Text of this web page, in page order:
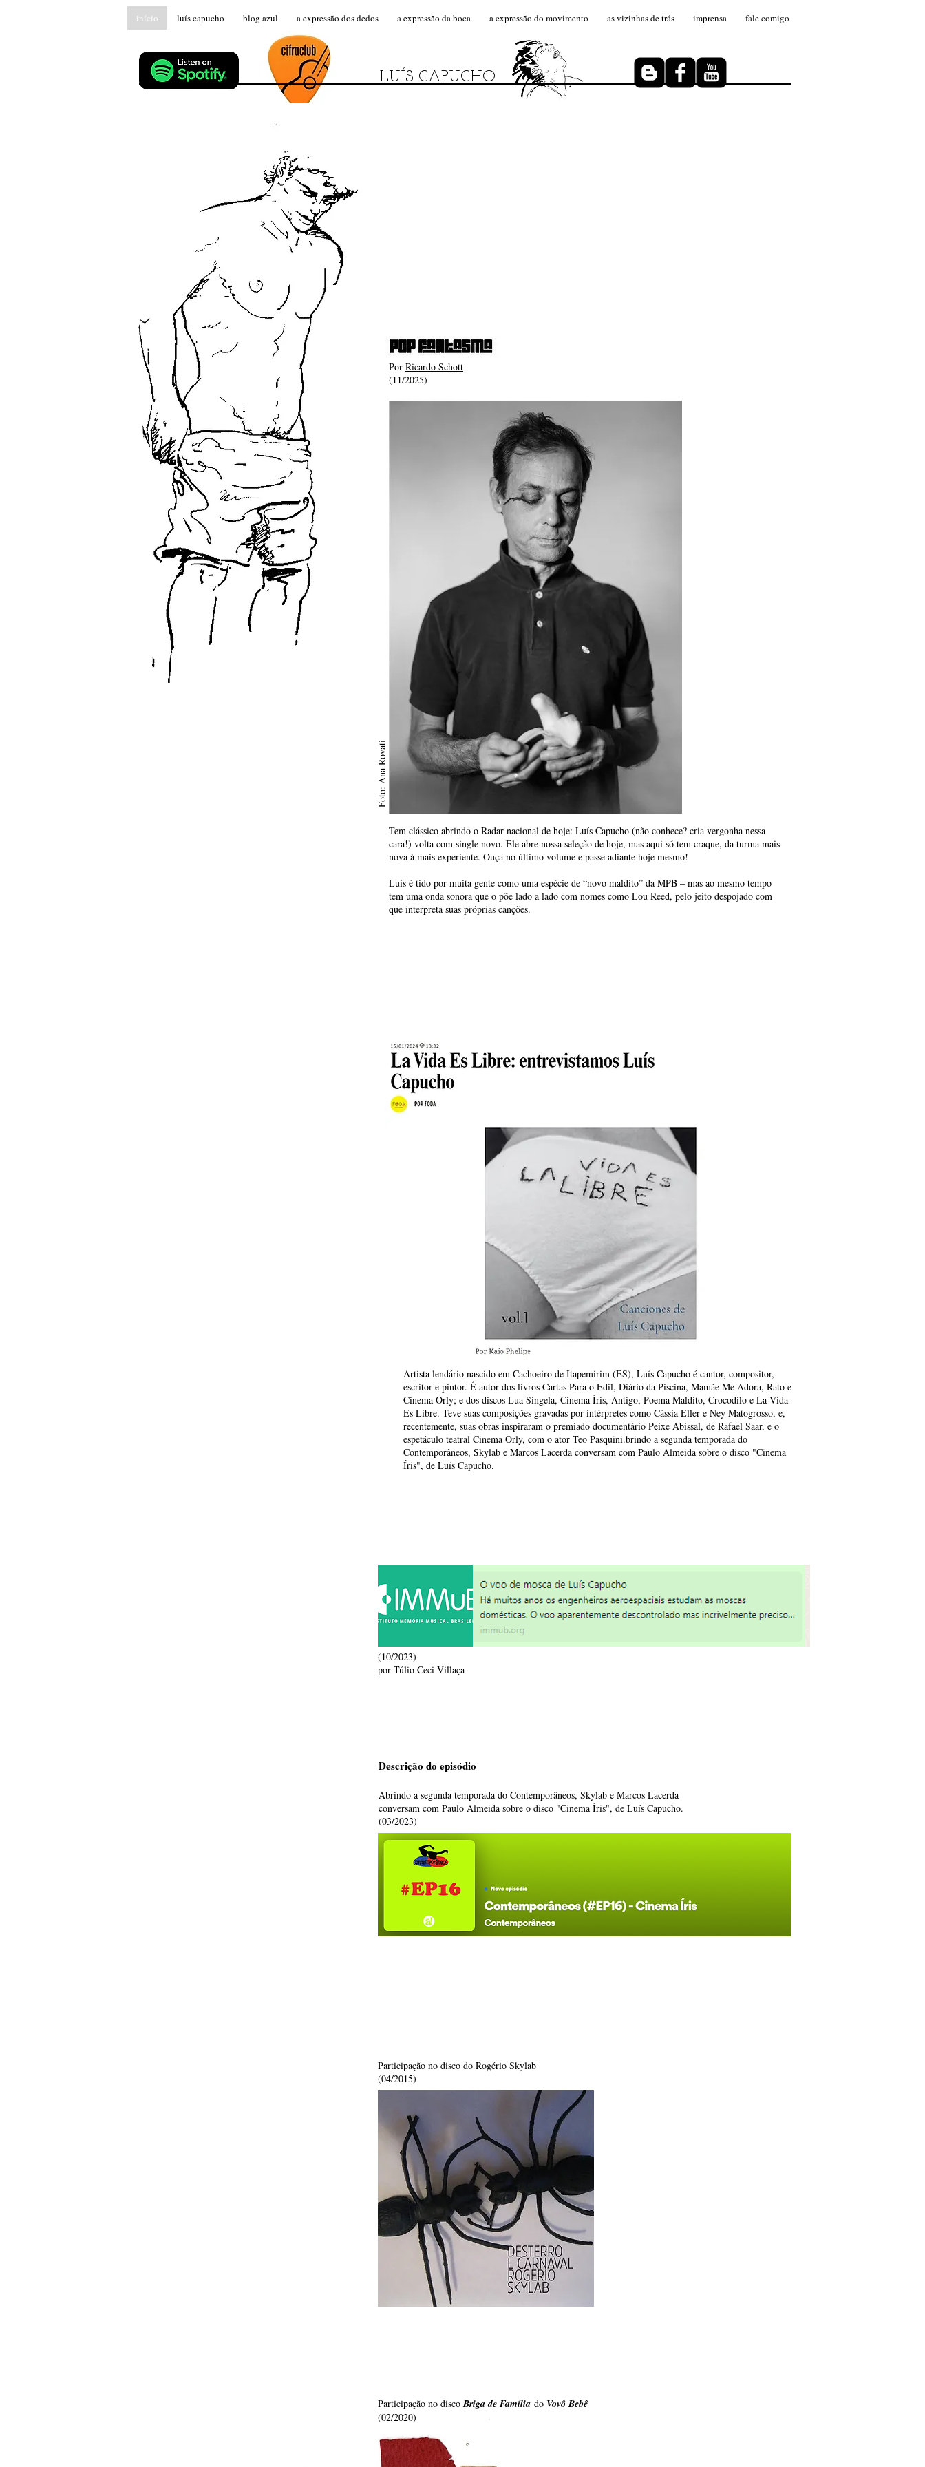
início luís capucho blog azul a expressão dos dedos a expressão da boca a expressão do movimento as vizinhas de trás imprensa fale comigo
Por Ricardo Schott
(11/2025)
Foto: Ana Rovati
Tem clássico abrindo o Radar nacional de hoje: Luís Capucho (não conhece? cria vergonha nessa
cara!) volta com single novo. Ele abre nossa seleção de hoje, mas aqui só tem craque, da turma mais
nova à mais experiente. Ouça no último volume e passe adiante hoje mesmo!
Luís é tido por muita gente como uma espécie de “novo maldito” da MPB – mas ao mesmo tempo
tem uma onda sonora que o põe lado a lado com nomes como Lou Reed, pelo jeito despojado com
que interpreta suas próprias canções.
Artista lendário nascido em Cachoeiro de Itapemirim (ES), Luís Capucho é cantor, compositor,
escritor e pintor. É autor dos livros Cartas Para o Edil, Diário da Piscina, Mamãe Me Adora, Rato e
Cinema Orly; e dos discos Lua Singela, Cinema Íris, Antigo, Poema Maldito, Crocodilo e La Vida
Es Libre. Teve suas composições gravadas por intérpretes como Cássia Eller e Ney Matogrosso, e,
recentemente, suas obras inspiraram o premiado documentário Peixe Abissal, de Rafael Saar, e o
espetáculo teatral Cinema Orly, com o ator Teo Pasquini.brindo a segunda temporada do
Contemporâneos, Skylab e Marcos Lacerda conversam com Paulo Almeida sobre o disco "Cinema
Íris", de Luís Capucho.
(10/2023)
por Túlio Ceci Villaça
Descrição do episódio
Abrindo a segunda temporada do Contemporâneos, Skylab e Marcos Lacerda
conversam com Paulo Almeida sobre o disco "Cinema Íris", de Luís Capucho.
(03/2023)
Participação no disco do Rogério Skylab
(04/2015)
Participação no discoBriga de Família do Vovô Bebê
(02/2020)
LUÍS CAPUCHO